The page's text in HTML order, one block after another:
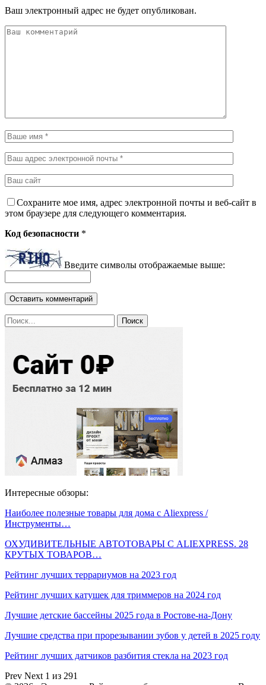
Ваш электронный адрес не будет опубликован.
Сохраните мое имя, адрес электронной почты и веб-сайт в
этом браузере для следующего комментария.
Код безопасности *
Введите символы отображаемые выше:
Интересные обзоры:
Наиболее полезные товары для дома с Aliexpress /
Инструменты…
ОХУДИВИТЕЛЬНЫЕ АВТОТОВАРЫ С ALIEXPRESS. 28
КРУТЫХ ТОВАРОВ…
Рейтинг лучших террариумов на 2023 год
Рейтинг лучших катушек для триммеров на 2024 год
Лучшие детские бассейны 2025 года в Ростове-на-Дону
Лучшие средства при прорезывании зубов у детей в 2025 году
Рейтинг лучших датчиков разбития стекла на 2023 год
Prev Next 1 из 291